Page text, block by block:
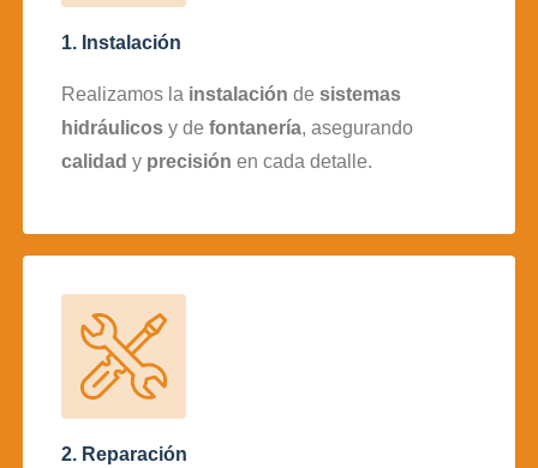
1. Instalación
Realizamos la instalación de sistemas
hidráulicosy de fontanería, asegurando
calidad y precisión en cada detalle.
2. Reparación